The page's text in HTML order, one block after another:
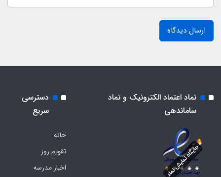
ارسال دیدگاه
نماد اعتماد الکترونیک و نماد
ساماندهی
دسترسی
سریع
خانه
تقویم روز
اخبار مدرسه